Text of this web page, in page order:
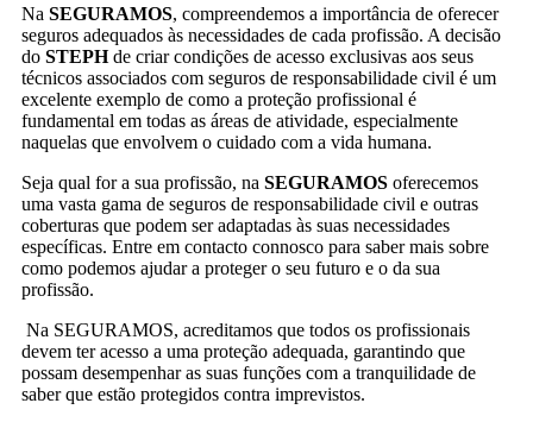
Na SEGURAMOS, compreendemos a importância de oferecer
seguros adequados às necessidades de cada profissão. A decisão
do STEPHde criar condições de acesso exclusivas aos seus
técnicos associados com seguros de responsabilidade civil é um
excelente exemplo de como a proteção profissional é
fundamental em todas as áreas de atividade, especialmente
naquelas que envolvem o cuidado com a vida humana.
Seja qual for a sua profissão, na SEGURAMOS oferecemos
uma vasta gama de seguros de responsabilidade civil e outras
coberturas que podem ser adaptadas às suas necessidades
específicas. Entre em contacto connosco para saber mais sobre
como podemos ajudar a proteger o seu futuro e o da sua
profissão.
Na SEGURAMOS, acreditamos que todos os profissionais
devem ter acesso a uma proteção adequada, garantindo que
possam desempenhar as suas funções com a tranquilidade de
saber que estão protegidos contra imprevistos.